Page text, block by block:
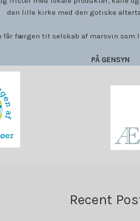
den lille kirke med den gotiske
får færgen tit selskab af marsvin som
PÅ GENSYN
Recent